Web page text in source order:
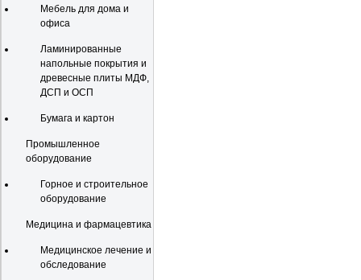
Мебель для дома и
офиса
Ламинированные
напольные покрытия и
древесные плиты МДФ,
ДСП и ОСП
Бумага и картон
Промышленное
оборудование
Горное и строительное
оборудование
Медицина и фармацевтика
Медицинское лечение и
обследование